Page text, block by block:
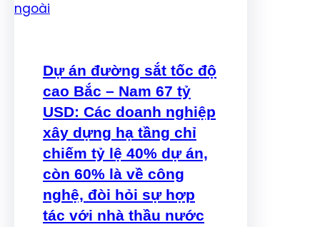
Dự án đường sắt tốc độ
cao Bắc – Nam 67 tỷ
USD: Các doanh nghiệp
xây dựng hạ tầng chỉ
chiếm tỷ lệ 40% dự án,
còn 60% là về công
nghệ, đòi hỏi sự hợp
tác với nhà thầu nước